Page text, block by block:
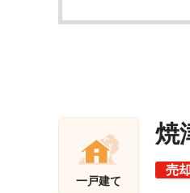
一戸建て
焼
売